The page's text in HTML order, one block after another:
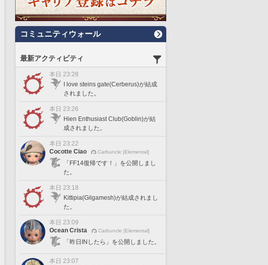
コミュニティウォール
最新アクティビティ
本日 23:28
I love steins gate(Cerberus)が結成
されました。
本日 23:26
Hien Enthusiast Club(Goblin)が結
成されました。
本日 23:22
Cocotte Ciao
Carbuncle [Elemental]
「FF14復帰です！」を公開しまし
た。
本日 23:18
Kittipia(Gilgamesh)が結成されまし
た。
本日 23:09
Ocean Crista
Carbuncle [Elemental]
「昨日INしたら」を公開しました。
本日 23:07